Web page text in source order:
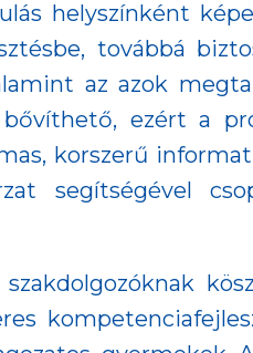
helyszínként
továbbá
az azok
ezért a
korszerű
segítségével